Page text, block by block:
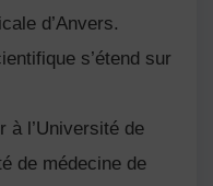
d’Anvers.
s’étend sur
à l’Université de
de médecine de